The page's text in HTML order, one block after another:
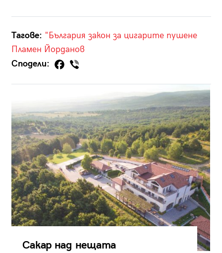
Тагове: "България закон за цигарите пушене
Пламен Йорданов
Сподели:
Сакар над нещата